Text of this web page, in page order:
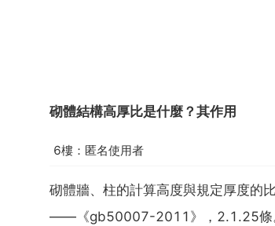
砌體結構高厚比是什麼？其作用
6樓：匿名使用者
砌體牆、柱的計算高度與規定厚度的
——《gb50007-2011》，2.1.25條